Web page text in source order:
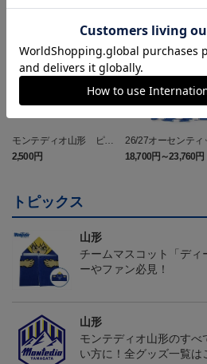
モンテディオ山形 ピカ
チュウ タオルマフラー
2,500円
26/27オーセンティ
ニフォーム半袖（
18,700円～23,760円
トピックス
山形
チームマスコット「ディ
ーやファン必見！
山形
モンテディオ山形のすべ
い方に！全グッズ一覧は